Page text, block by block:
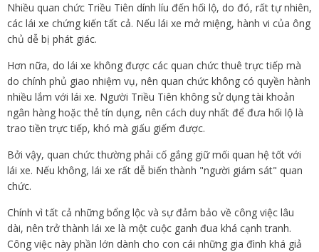
Nhiều quan chức Triều Tiên dính líu đến hối lộ, do đó, rất tự nhiên,
các lái xe chứng kiến tất cả. Nếu lái xe mở miệng, hành vi của ông
chủ dễ bị phát giác.
Hơn nữa, do lái xe không được các quan chức thuê trực tiếp mà
do chính phủ giao nhiệm vụ, nên quan chức không có quyền hành
nhiều lắm với lái xe. Người Triều Tiên không sử dụng tài khoản
ngân hàng hoặc thẻ tín dụng, nên cách duy nhất để đưa hối lộ là
trao tiền trực tiếp, khó mà giấu giếm được.
Bởi vậy, quan chức thường phải cố gắng giữ mối quan hệ tốt với
lái xe. Nếu không, lái xe rất dễ biến thành "người giám sát" quan
chức.
Chính vì tất cả những bổng lộc và sự đảm bảo về công việc lâu
dài, nên trở thành lái xe là một cuộc ganh đua khá cạnh tranh.
Công việc này phần lớn dành cho con cái những gia đình khá giả